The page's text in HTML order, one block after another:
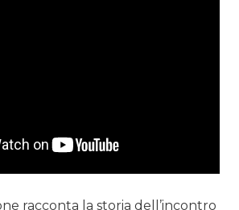
racconta la storia dell’incontro